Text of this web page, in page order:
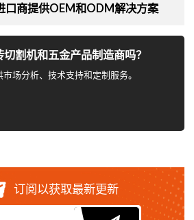
口商提供OEM和ODM解决方案
割机和五金产品制造商吗？
场分析、技术支持和定制服务。
订阅以获取最新更新